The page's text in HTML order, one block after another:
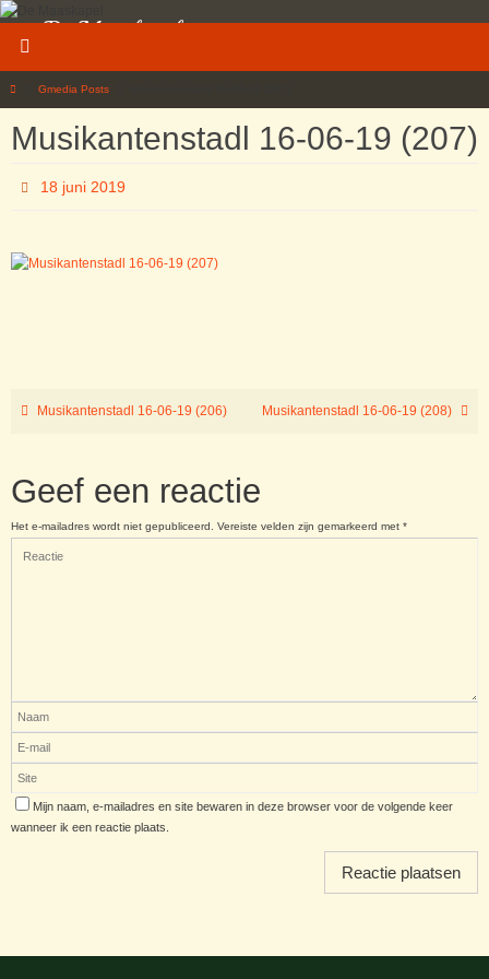
Ga
De Maaskapel
HomeGmedia Posts
Musikantenstadl 16-06-19 (207)
18 juni 2019
Musikantenstadl 16-06-19 (206) Musikantenstadl 16-06-19 (208)
Geef een reactie
Het e-mailadres wordt niet gepubliceerd. Vereiste velden zijn gemarkeerd met *
Mijn naam, e-mailadres en site bewaren in deze browser voor de volgende keer
wanneer ik een reactie plaats.